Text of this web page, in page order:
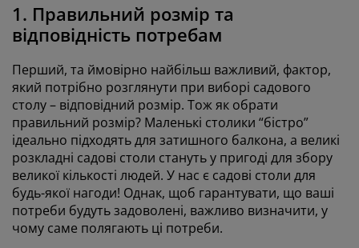
1. Правильний розмір та
відповідність потребам
Перший, та ймовірно найбільш важливий, фактор,
який потрібно розглянути при виборі садового
столу – відповідний розмір. Тож як обрати
правильний розмір? Маленькі столики “бістро”
ідеально підходять для затишного балкона, а великі
розкладні садові столи стануть у пригоді для збору
великої кількості людей. У нас є садові столи для
будь-якої нагоди! Однак, щоб гарантувати, що ваші
потреби будуть задоволені, важливо визначити, у
чому саме полягають ці потреби.